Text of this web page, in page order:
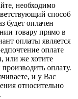
необходимо
способ
будет оплачен
товару прямо в
оплаты является
оплате
или же хотите
оплату.
и у Вас
относительно